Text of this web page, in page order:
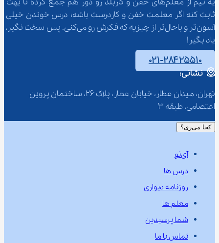
یه تیم از معلم‌‌های خفن و کاربلد رو دور هم جمع کرده تا بهت
ثابت کنه اگر معلمت خفن و کاردرست باشه؛ درس خوندن خیلی
آسون‌تر و باحال‌تر از چیزیه که فکرش رو می‌کنی. پس سخت نگیر،
یاد بگیر!
۰۲۱-۲۸۴۲۵۵۱۰
نشانی:
تهران، میدان عطار، خیابان عطار، پلاک 26، ساختمان پروین
اعتصامی، طبقه 3
کجا می‌ری؟
آی‌نو
درس ها
روزنامه دیواری
معلم ها
شما پرسیدین
تماس با ما